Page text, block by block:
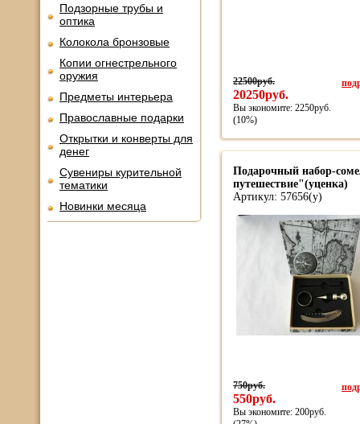
Подзорные трубы и
оптика
Колокола бронзовые
Копии огнестрельного
оружия
Предметы интерьера
Православные подарки
Открытки и конверты для
денег
Сувениры курительной
тематики
Новинки месяца
22500руб.
20250руб.
Вы экономите: 2250руб.
(10%)
Подарочный набор-
путешествие"(уценка)
Артикул: 57656(у)
750руб.
550руб.
Вы экономите: 200руб.